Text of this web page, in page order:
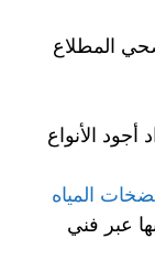
المطلاع
الأنواع
المياه
عبر فني